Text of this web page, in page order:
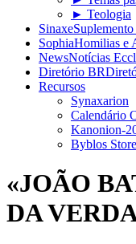
► Teologia
Sinaxe
SophiaHomilias e
NewsNotícias
Diretório BR
Recursos
Synaxarion
Calendário
Kanonion-
Byblos Store
«JOÃO
DA